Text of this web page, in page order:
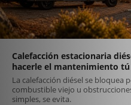
Calefacción estacionaria
hacerle el mantenimiento
La calefacción diésel se bloquea
combustible viejo u
simples, se evita.